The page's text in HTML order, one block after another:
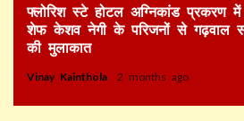
फ्लोरिश स्टे होटल अग्निकांड प्रकरण में
शेफ केशव नेगी के परिजनों से गढ़वाल
की मुलाकात
Vinay Kainthola 2 months ago